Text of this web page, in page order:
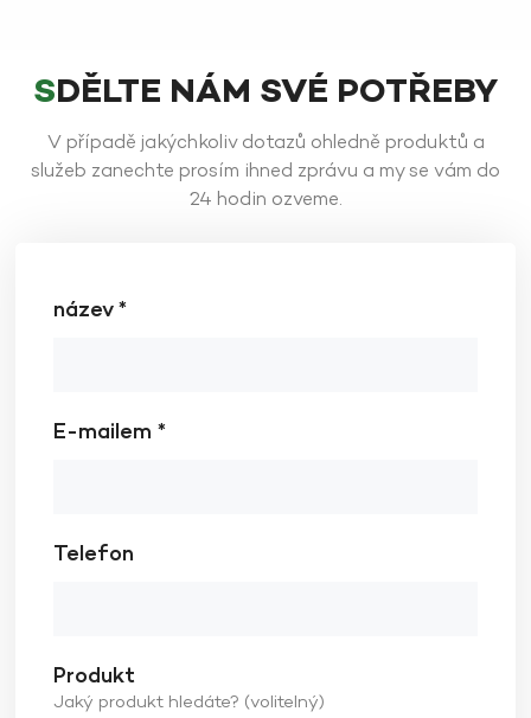
ZJISTĚTE VÍCE
ZJISTĚTE VÍCE
SDĚLTE NÁM SVÉ POTŘEBY
V případě jakýchkoliv dotazů ohledně produktů a
služeb zanechte prosím ihned zprávu a my se vám do
24 hodin ozveme.
název *
E-mailem *
Telefon
Produkt
Jaký produkt hledáte? (volitelný)